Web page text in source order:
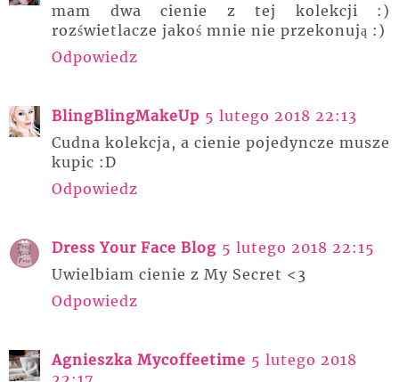
mam dwa cienie z tej kolekcji :)
rozświetlacze jakoś mnie nie przekonują :)
Odpowiedz
BlingBlingMakeUp 5 lutego 2018 22:13
Cudna kolekcja, a cienie pojedyncze musze
kupic :D
Odpowiedz
Dress Your Face Blog 5 lutego 2018 22:15
Uwielbiam cienie z My Secret <3
Odpowiedz
Agnieszka Mycoffeetime 5 lutego 2018